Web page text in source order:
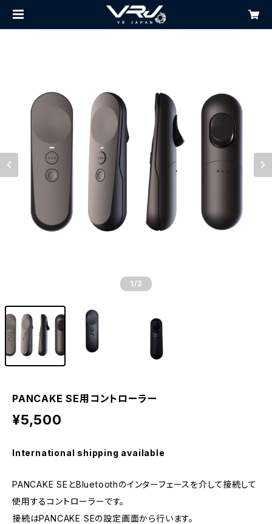
1 /3
PANCAKE SE用コントローラー
¥5,500
International shipping available
PANCAKE SEとBluetoothのインターフェースを介して接続して
使用するコントローラーです。
接続はPANCAKE SEの設定画面から行います。